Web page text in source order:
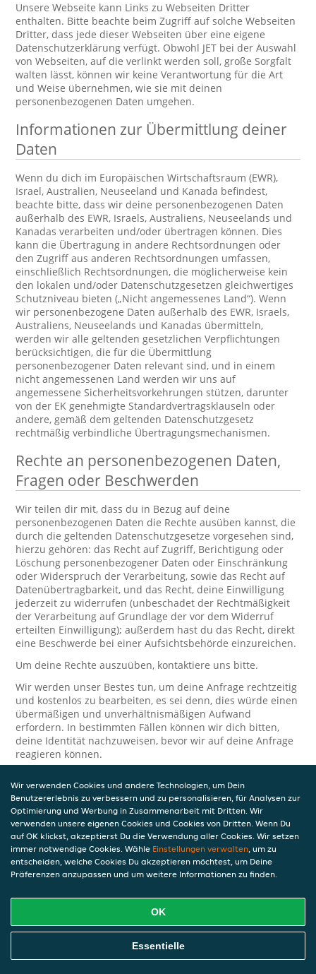
Unsere Webseite kann Links zu Webseiten Dritter
enthalten. Bitte beachte beim Zugriff auf solche Webseiten
Dritter, dass jede dieser Webseiten über eine eigene
Datenschutzerklärung verfügt. Obwohl JET bei der Auswahl
von Webseiten, auf die verlinkt werden soll, große Sorgfalt
walten lässt, können wir keine Verantwortung für die Art
und Weise übernehmen, wie sie mit deinen
personenbezogenen Daten umgehen.
Informationen zur Übermittlung deiner
Daten
Wenn du dich im Europäischen Wirtschaftsraum (EWR),
Israel, Australien, Neuseeland und Kanada befindest,
beachte bitte, dass wir deine personenbezogenen Daten
außerhalb des EWR, Israels, Australiens, Neuseelands und
Kanadas verarbeiten und/oder übertragen können. Dies
kann die Übertragung in andere Rechtsordnungen oder
den Zugriff aus anderen Rechtsordnungen umfassen,
einschließlich Rechtsordnungen, die möglicherweise kein
den lokalen und/oder Datenschutzgesetzen gleichwertiges
Schutzniveau bieten („Nicht angemessenes Land“). Wenn
wir personenbezogene Daten außerhalb des EWR, Israels,
Australiens, Neuseelands und Kanadas übermitteln,
werden wir alle geltenden gesetzlichen Verpflichtungen
berücksichtigen, die für die Übermittlung
personenbezogener Daten relevant sind, und in einem
nicht angemessenen Land werden wir uns auf
angemessene Sicherheitsvorkehrungen stützen, darunter
von der EK genehmigte Standardvertragsklauseln oder
andere, gemäß dem geltenden Datenschutzgesetz
rechtmäßig verbindliche Übertragungsmechanismen.
Rechte an personenbezogenen Daten,
Fragen oder Beschwerden
Wir teilen dir mit, dass du in Bezug auf deine
personenbezogenen Daten die Rechte ausüben kannst, die
durch die geltenden Datenschutzgesetze vorgesehen sind,
hierzu gehören: das Recht auf Zugriff, Berichtigung oder
Löschung personenbezogener Daten oder Einschränkung
oder Widerspruch der Verarbeitung, sowie das Recht auf
Datenübertragbarkeit, und das Recht, deine Einwilligung
jederzeit zu widerrufen (unbeschadet der Rechtmäßigkeit
der Verarbeitung auf Grundlage der vor dem Widerruf
erteilten Einwilligung); außerdem hast du das Recht, direkt
eine Beschwerde bei einer Aufsichtsbehörde einzureichen.
Um deine Rechte auszuüben, kontaktiere uns bitte.
Wir werden unser Bestes tun, um deine Anfrage rechtzeitig
und kostenlos zu bearbeiten, es sei denn, dies würde einen
übermäßigen und unverhältnismäßigen Aufwand
erfordern. In bestimmten Fällen können wir dich bitten,
deine Identität nachzuweisen, bevor wir auf deine Anfrage
reagieren können.
personenbezogener Daten im Zusammenhang mit JET Pay
und/oder JET Pay Card wende dich bitte an die Person, die
dir das JET Pay-Guthaben gewährt (das kann dein
Arbeitgeber, Geschäftspartner usw. sein). Dies ist
erforderlich, da JET und die Person, die dir das Guthaben
gewährt, eine separate Verantwortung für die Verarbeitung
und den Schutz deiner personenbezogenen Daten haben.
die Verarbeitung deiner personenbezogenen Daten haben,
kontaktieren wir dich gerne. Wir würden uns auch über
Tipps oder Vorschläge zur Verbesserung unserer Erklärung
Wir verwenden Cookies und andere Technologien, um Dein
Benutzererlebnis zu verbessern und zu personalisieren, für Analysen zur
Optimierung und Werbung in Zusammenarbeit mit Dritten. Wir
verwenden unsere eigenen Cookies und Cookies von Dritten. Wenn Du
auf OK klickst, akzeptierst Du die Verwendung aller Cookies. Wir setzen
immer notwendige Cookies. Wähle Einstellungen verwalten, um zu
entscheiden, welche Cookies Du akzeptieren möchtest, um Deine
Präferenzen anzupassen und um weitere Informationen zu finden.
OK
Essentielle